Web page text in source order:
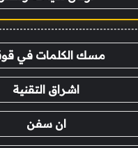
مسك الكلمات في
اشراق التقنية
ان سفن